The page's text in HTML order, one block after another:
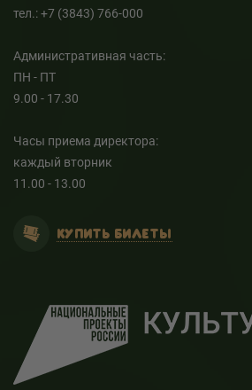
тел.: +7 (3843) 766-000
Административная часть:
ПН - ПТ
9.00 - 17.30
Часы приема директора:
каждый вторник
11.00 - 13.00
КУПИТЬ БИЛЕТЫ